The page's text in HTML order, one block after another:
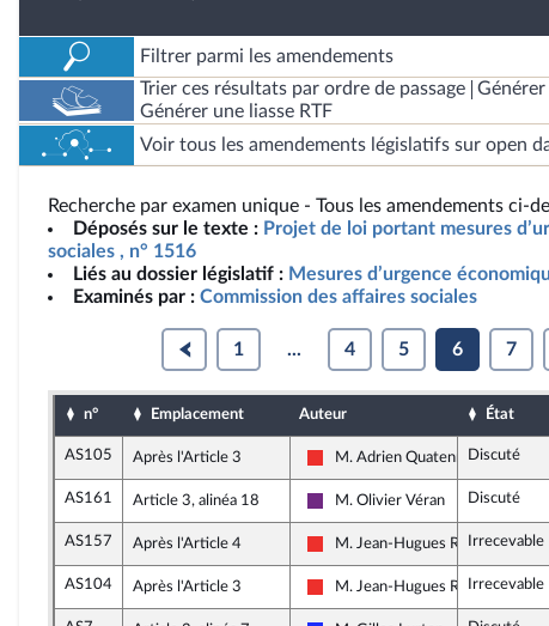
Filtrer parmi les amendements
Trier ces résultats par ordre de passage
Générer
Générer une liasse RTF
Voir tous les amendements législatifs sur open
Recherche par examen unique - Tous les amendements ci-
Déposés sur le texte : Projet de loi portant mesures
sociales , n° 1516
Liés au dossier législatif : Mesures d’urgence
Examinés par : Commission des affaires sociales
1 ... 4 5 6 7
n° Emplacement Auteur État
AS105 Après l'Article 3
La France insoumise
M. Adrien QuatennensDiscuté
AS161 Article 3, alinéa 18
La République en Marche
M. Olivier Véran Discuté
AS157 Après l'Article 4
La France insoumise
M. Jean-Hugues RatenonIrrecevable
AS104 Après l'Article 3
La France insoumise
M. Jean-Hugues RatenonIrrecevable